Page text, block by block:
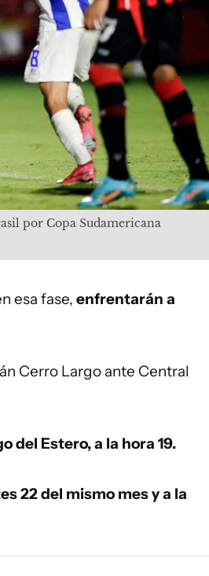
por Copa Sudamericana
esa fase, enfrentarán a
Cerro Largo ante Central
del Estero, a la hora 19.
22 del mismo mes y a la